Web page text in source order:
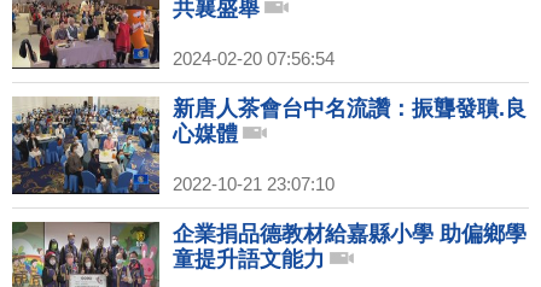
共襄盛舉
2024-02-20 07:56:54
新唐人茶會台中名流讚：振聾發聵.良
心媒體
2022-10-21 23:07:10
企業捐品德教材給嘉縣小學 助偏鄉學
童提升語文能力